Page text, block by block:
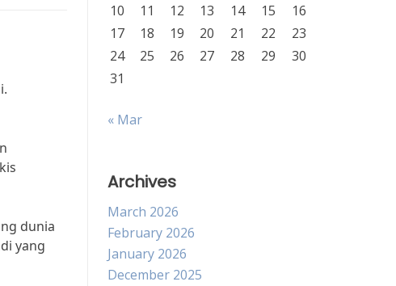
dunia
yang
10
11 12 13 14 15
16
17
18 19 20 21 22
23
24
25 26 27 28 29
30
31
« Mar
Archives
March 2026
February 2026
January 2026
December 2025